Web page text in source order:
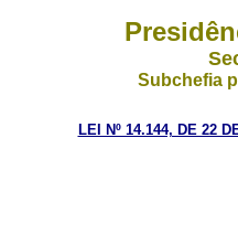
Subchefia
LEI Nº 14.144, DE 22